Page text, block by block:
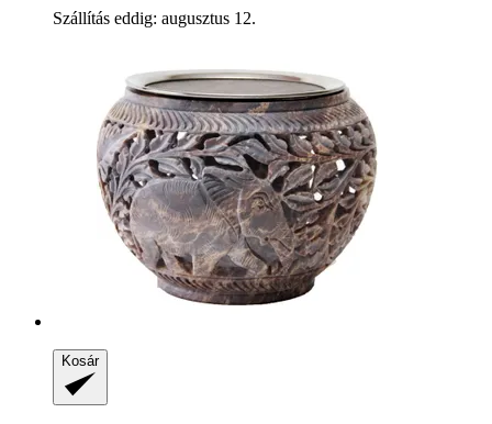
Szállítás eddig: augusztus 12.
Kosár